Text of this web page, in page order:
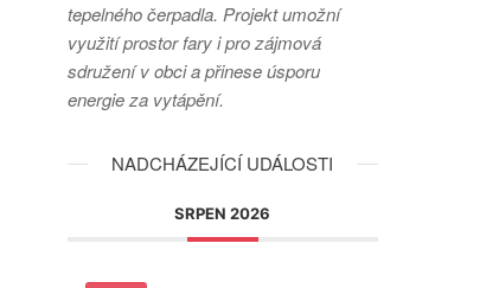
tepelného čerpadla. Projekt umožní
využití prostor fary i pro zájmová
sdružení v obci a přinese úsporu
energie za vytápění.
NADCHÁZEJÍCÍ UDÁLOSTI
SRPEN 2026